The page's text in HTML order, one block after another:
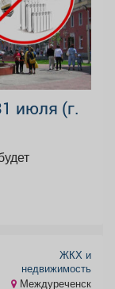
июля (г.
ЖКХ и
недвижимость
Междуреченск